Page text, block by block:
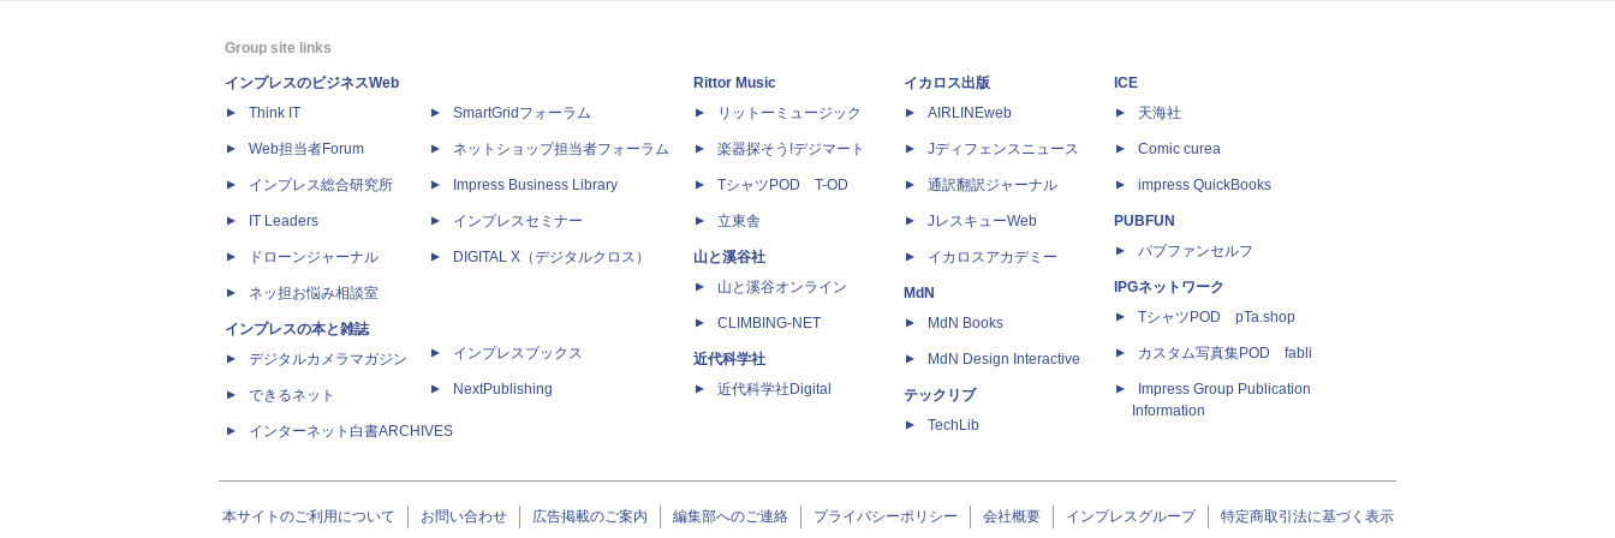
Group site links
インプレスのビジネスWeb
Think IT
Web担当者Forum
インプレス総合研究所
IT Leaders
ドローンジャーナル
ネッ担お悩み相談室
インプレスの本と雑誌
デジタルカメラマガジン
できるネット
インターネット白書ARCHIVES
SmartGridフォーラム
ネットショップ担当者フォーラム
Impress Business Library
インプレスセミナー
DIGITAL X（デジタルクロス）
インプレスブックス
NextPublishing
Rittor Music
リットーミュージック
楽器探そう!デジマート
TシャツPOD T-OD
立東舎
山と溪谷社
山と溪谷オンライン
CLIMBING-NET
近代科学社
近代科学社Digital
イカロス出版
AIRLINEweb
Jディフェンスニュース
通訳翻訳ジャーナル
JレスキューWeb
イカロスアカデミー
MdN
MdN Books
MdN Design Interactive
テックリブ
TechLib
ICE
天海社
Comic curea
impress QuickBooks
PUBFUN
パブファンセルフ
IPGネットワーク
TシャツPOD pTa.shop
カスタム写真集POD fabli
Impress Group Publication
Information
本サイトのご利用について お問い合わせ 広告掲載のご案内 編集部へのご連絡 プライバシーポリシー 会社概要 インプレスグループ 特定商取引法に基づく表示